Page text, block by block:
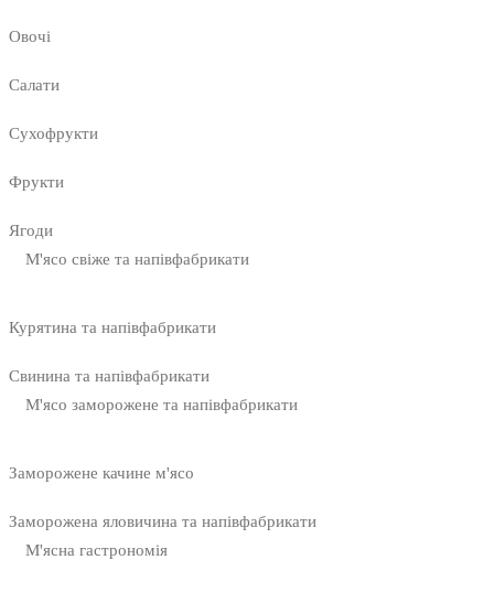
Овочі
Салати
Сухофрукти
Фрукти
Ягоди
М'ясо свіже та напівфабрикати
Курятина та напівфабрикати
Свинина та напівфабрикати
М'ясо заморожене та напівфабрикати
Заморожене качине м'ясо
Заморожена яловичина та напівфабрикати
М'ясна гастрономія